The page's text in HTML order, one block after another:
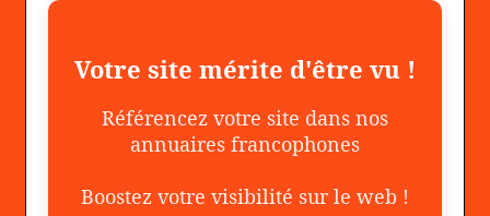
Votre site mérite d'être vu !
Référencez votre site dans nos
annuaires francophones
Boostez votre visibilité sur le web !